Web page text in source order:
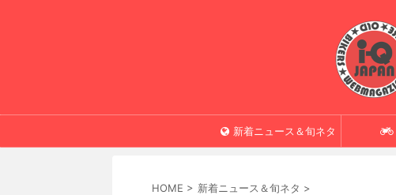
新着ニュース＆旬ネタ
HOME > 新着ニュース＆旬ネタ >